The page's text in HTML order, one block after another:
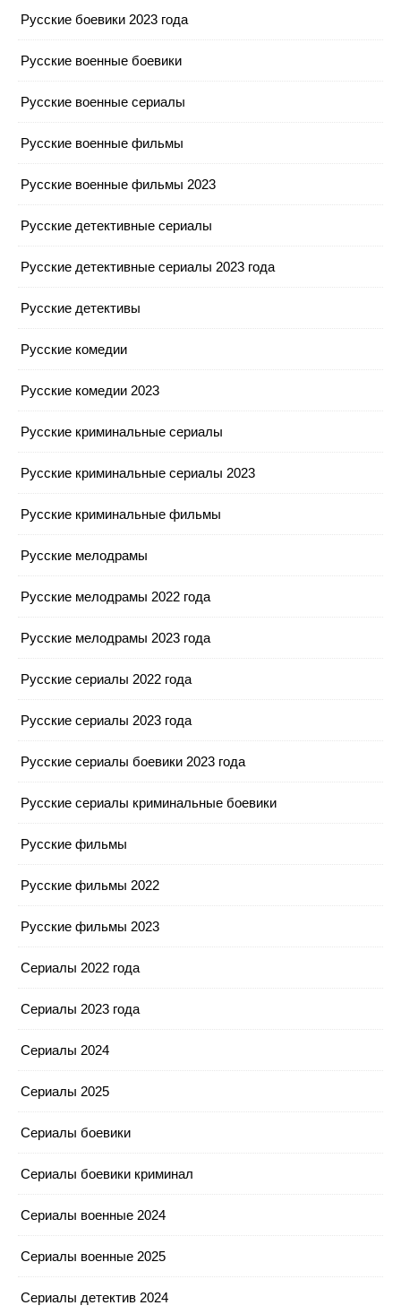
Русские боевики 2023 года
Русские военные боевики
Русские военные сериалы
Русские военные фильмы
Русские военные фильмы 2023
Русские детективные сериалы
Русские детективные сериалы 2023 года
Русские детективы
Русские комедии
Русские комедии 2023
Русские криминальные сериалы
Русские криминальные сериалы 2023
Русские криминальные фильмы
Русские мелодрамы
Русские мелодрамы 2022 года
Русские мелодрамы 2023 года
Русские сериалы 2022 года
Русские сериалы 2023 года
Русские сериалы боевики 2023 года
Русские сериалы криминальные боевики
Русские фильмы
Русские фильмы 2022
Русские фильмы 2023
Сериалы 2022 года
Сериалы 2023 года
Сериалы 2024
Сериалы 2025
Сериалы боевики
Сериалы боевики криминал
Сериалы военные 2024
Сериалы военные 2025
Сериалы детектив 2024